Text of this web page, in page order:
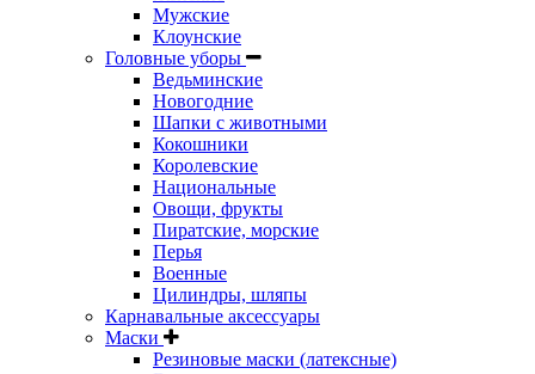
Мужские
Клоунские
Головные уборы
Ведьминские
Новогодние
Шапки с животными
Кокошники
Королевские
Национальные
Овощи, фрукты
Пиратские, морские
Перья
Военные
Цилиндры, шляпы
Карнавальные аксессуары
Маски
Резиновые маски (латексные)